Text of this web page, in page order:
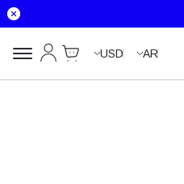
AR
USD
Cart
حسابي